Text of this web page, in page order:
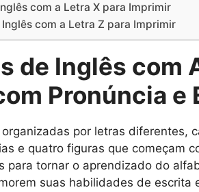
com a Letra X para Imprimir
com a Letra Z para Imprimir
de Inglês com
Pronúncia e
por letras diferentes,
e quatro figuras que começam
para tornar o aprendizado do
suas habilidades de escrita